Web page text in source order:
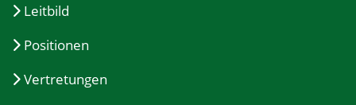
Leitbild
Positionen
Vertretungen